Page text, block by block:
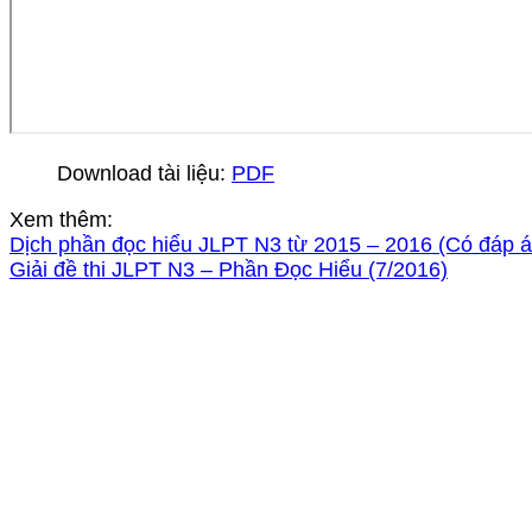
Download tài liệu: PDF
Xem thêm:
Dịch phần đọc hiểu JLPT N3 từ 2015 – 2016 (Có đáp
Giải đề thi JLPT N3 – Phần Đọc Hiểu (7/2016)